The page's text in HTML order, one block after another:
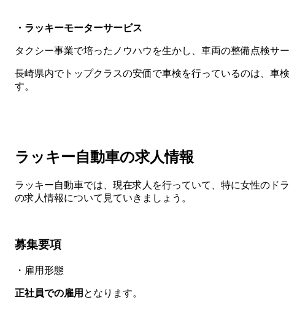
・ラッキーモーターサービス
タクシー事業で培ったノウハウを生かし、車両の整備点検サ
長崎県内でトップクラスの安価で車検を行っているのは、車
す。
ラッキー自動車の求人情報
ラッキー自動車では、現在求人を行っていて、特に女性のド
の求人情報について見ていきましょう。
募集要項
・雇用形態
正社員での雇用 となります。